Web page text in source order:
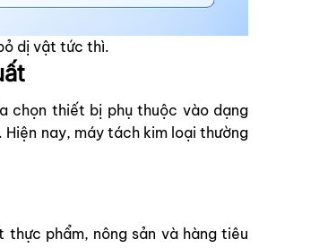
dị vật tức thì.
chọn thiết bị phụ thuộc vào dạng
nay, máy tách kim loại thường
phẩm, nông sản và hàng tiêu